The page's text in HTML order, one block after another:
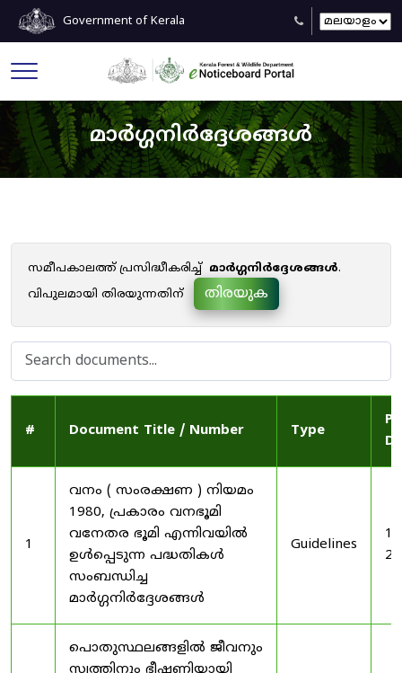
Government of Kerala
മാർഗ്ഗനിർദ്ദേശങ്ങൾ
സമീപകാലത്ത് പ്രസിദ്ധീകരിച്ച് മാർഗ്ഗനിർദ്ദേശങ്ങൾ.
വിപുലമായി തിരയുന്നതിന്
തിരയുക
# Document Title / Number Type
1
വനം ( സംരക്ഷണ ) നിയമം
1980, പ്രകാരം വനഭൂമി
വനേതര ഭൂമി എന്നിവയിൽ
ഉൾപ്പെടുന്ന പദ്ധതികൾ
സംബന്ധിച്ച
മാർഗ്ഗനിർദ്ദേശങ്ങൾ
Guidelines
പൊതുസ്ഥലങ്ങളിൽ ജീവനും